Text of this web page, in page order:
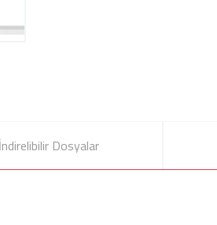
İndirelibilir Dosyalar